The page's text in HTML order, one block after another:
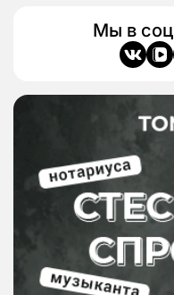
Мы в